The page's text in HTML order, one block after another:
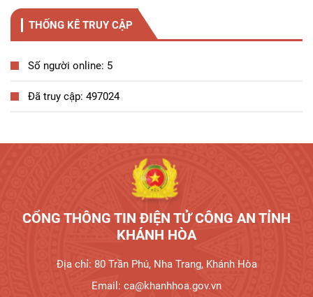
THỐNG KÊ TRUY CẬP
Số người online: 5
Đã truy cập: 497024
CỔNG THÔNG TIN ĐIỆN TỬ CÔNG AN TỈNH
KHÁNH HÒA
Địa chỉ: 80 Trần Phú, Nha Trang, Khánh Hòa
Email: ca@khanhhoa.gov.vn